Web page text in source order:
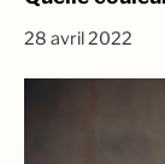
28 avril 2022